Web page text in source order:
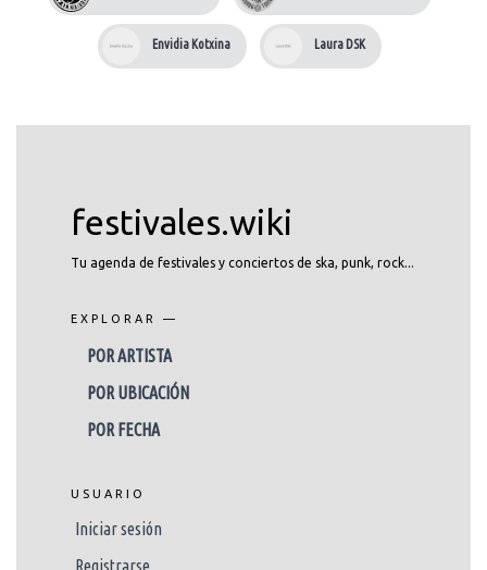
Envidia Kotxina Laura DSK
festivales.wiki
Tu agenda de festivales y conciertos de ska, punk, rock...
EXPLORAR —
POR ARTISTA
POR UBICACIÓN
POR FECHA
USUARIO
Iniciar sesión
Registrarse